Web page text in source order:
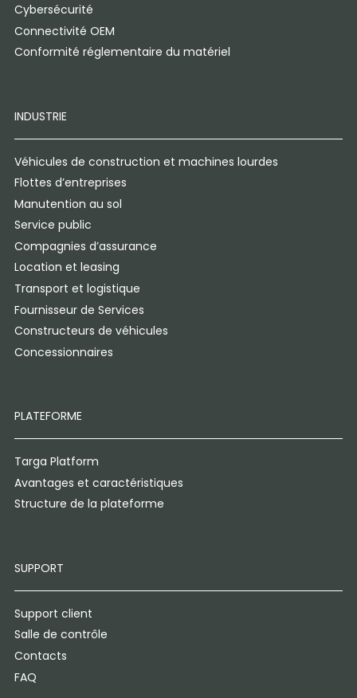
Cybersécurité
Connectivité OEM
Conformité réglementaire du matériel
INDUSTRIE
Véhicules de construction et machines lourdes
Flottes d’entreprises
Manutention au sol
Service public
Compagnies d’assurance
Location et leasing
Transport et logistique
Fournisseur de Services
Constructeurs de véhicules
Concessionnaires
PLATEFORME
Targa Platform
Avantages et caractéristiques
Structure de la plateforme
SUPPORT
Support client
Salle de contrôle
Contacts
FAQ